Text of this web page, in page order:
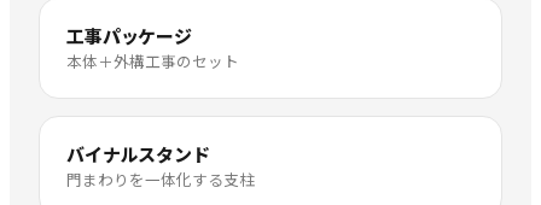
工事パッケージ
本体＋外構工事のセット
バイナルスタンド
門まわりを一体化する支柱